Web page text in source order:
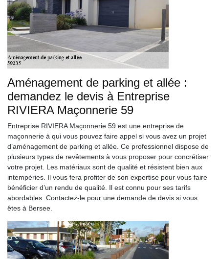
Aménagement de parking et allée :
demandez le devis à Entreprise
RIVIERA Maçonnerie 59
Entreprise RIVIERA Maçonnerie 59 est une entreprise de
maçonnerie à qui vous pouvez faire appel si vous avez un projet
d’aménagement de parking et allée. Ce professionnel dispose de
plusieurs types de revêtements à vous proposer pour concrétiser
votre projet. Les matériaux sont de qualité et résistent bien aux
intempéries. Il vous fera profiter de son expertise pour vous faire
bénéficier d’un rendu de qualité. Il est connu pour ses tarifs
abordables. Contactez-le pour une demande de devis si vous
êtes à Bersee.